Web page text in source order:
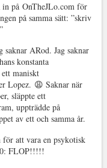
in på OnTheJLo.com för
på samma sätt: ”skriv
saknar ARod. Jag saknar
konstanta
maniskt
Lopez. 😩 Saknar när
släppte ett
uppträdde på
av ett och samma år.
för att vara en psykotisk
FLOP!!!!!